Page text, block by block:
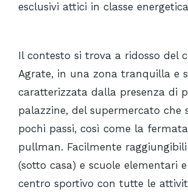
esclusivi attici in classe
Il contesto si trova a ridosso del
Agrate, in una zona tranquilla e
caratterizzata dalla presenza di
palazzine, del supermercato che
pochi passi, così come la
pullman. Facilmente
(sotto casa) e scuole elementari
centro sportivo con tutte le